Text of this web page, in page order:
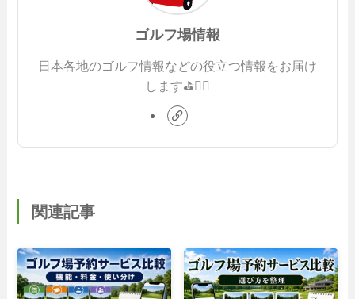
ゴルフ場情報
日本各地のゴルフ情報などの役立つ情報をお届け
します⛳️🏌️‍♂️
関連記事